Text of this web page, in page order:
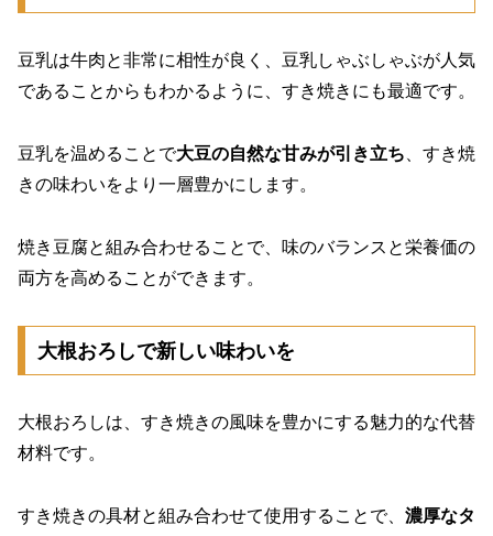
豆乳は牛肉と非常に相性が良く、豆乳しゃぶしゃぶが人気
であることからもわかるように、すき焼きにも最適です。
豆乳を温めることで大豆の自然な甘みが引き立ち 、すき焼
きの味わいをより一層豊かにします。
焼き豆腐と組み合わせることで、味のバランスと栄養価の
両方を高めることができます。
大根おろしで新しい味わいを
大根おろしは、すき焼きの風味を豊かにする魅力的な代替
材料です。
すき焼きの具材と組み合わせて使用することで、 濃厚なタ